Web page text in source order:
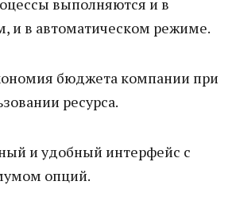
и в автоматическом режиме.
бюджета компании при
ресурса.
и удобный интерфейс с
опций.